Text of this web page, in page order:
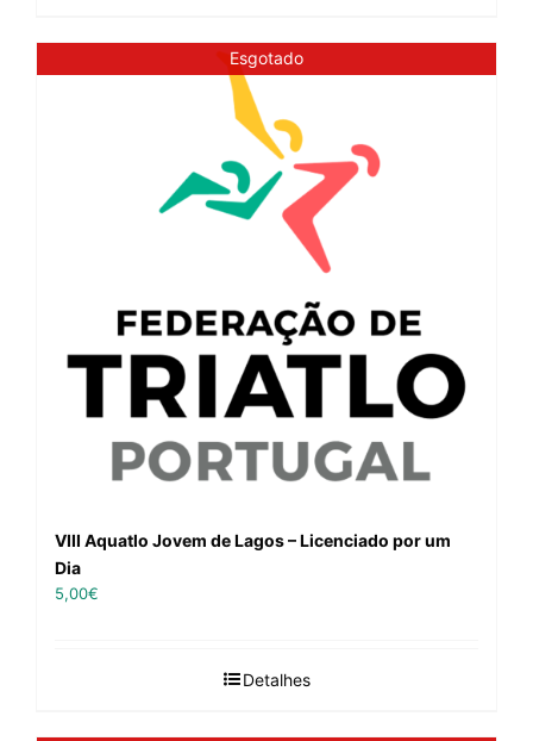
Esgotado
VIII Aquatlo Jovem de Lagos – Licenciado por um
Dia
5,00€
Detalhes